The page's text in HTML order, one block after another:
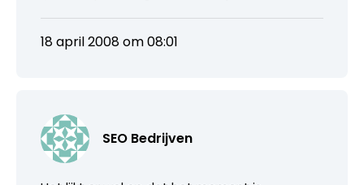
18 april 2008 om 08:01
SEO Bedrijven